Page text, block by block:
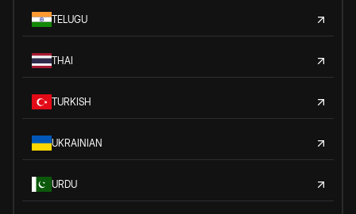
TELUGU
THAI
TURKISH
UKRAINIAN
URDU